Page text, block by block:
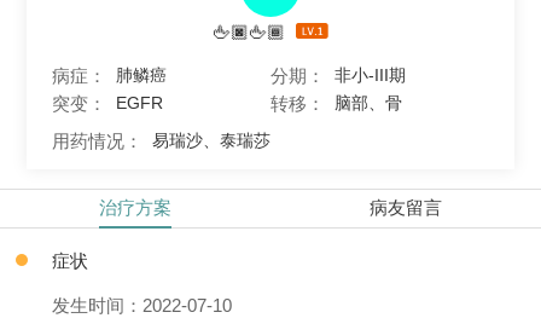
🖕🏿🖕🏾
病症： 肺鳞癌 分期： 非小-III期
突变： EGFR 转移： 脑部、骨
用药情况： 易瑞沙、泰瑞莎
治疗方案 病友留言
症状
发生时间：2022-07-10